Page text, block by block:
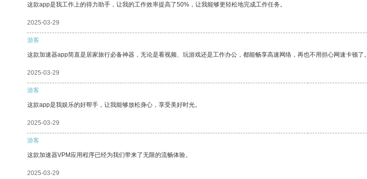
这款app是我工作上的得力助手，让我的工作效率提高了50%，让我能够更轻松地完成工作任务。
2025-03-29
游客
这款加速器app简直是居家旅行必备神器，无论是看视频、玩游戏还是工作办公，都能畅享高速网络，再也不用担心网速卡顿了。
2025-03-29
游客
这款app是我娱乐的好帮手，让我能够放松身心，享受美好时光。
2025-03-29
游客
这款加速器VPM应用程序已经为我们带来了无限的流畅体验。
2025-03-29